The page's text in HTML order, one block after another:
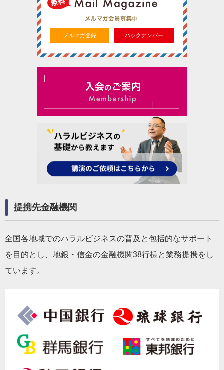
メルマガ登録 バックナンバー
提携先金融機関
全国各地域でのハラルビジネスの普及と包括的なサポート
を目的とし、地銀・信金の金融機関38行様と業務提携をし
ています。